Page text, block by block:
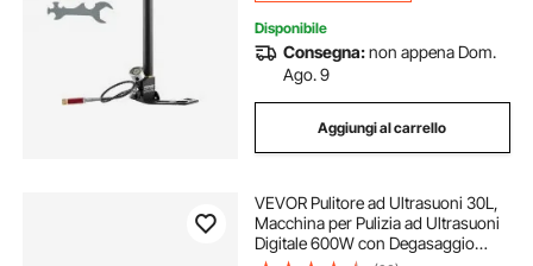
Disponibile
Consegna:non appena Dom.
Ago. 9
Aggiungi al carrello
VEVOR Pulitore ad Ultrasuoni 30L,
Macchina per Pulizia ad Ultrasuoni
Digitale 600W con Degasaggio